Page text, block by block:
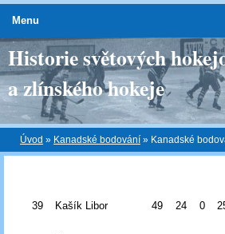
Historie světových
a zlínského hokeje
Úvod » Kanadské bodování » Kanadské
39 Kašík Libor 49 24 0
Menu